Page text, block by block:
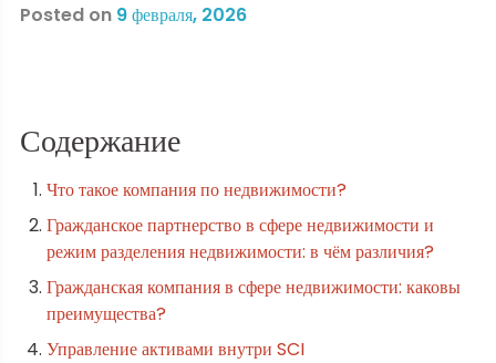
Posted on 9 февраля, 2026
Содержание
Что такое компания по недвижимости?
Гражданское партнерство в сфере недвижимости и
режим разделения недвижимости: в чём различия?
Гражданская компания в сфере недвижимости: каковы
преимущества?
Управление активами внутри SCI